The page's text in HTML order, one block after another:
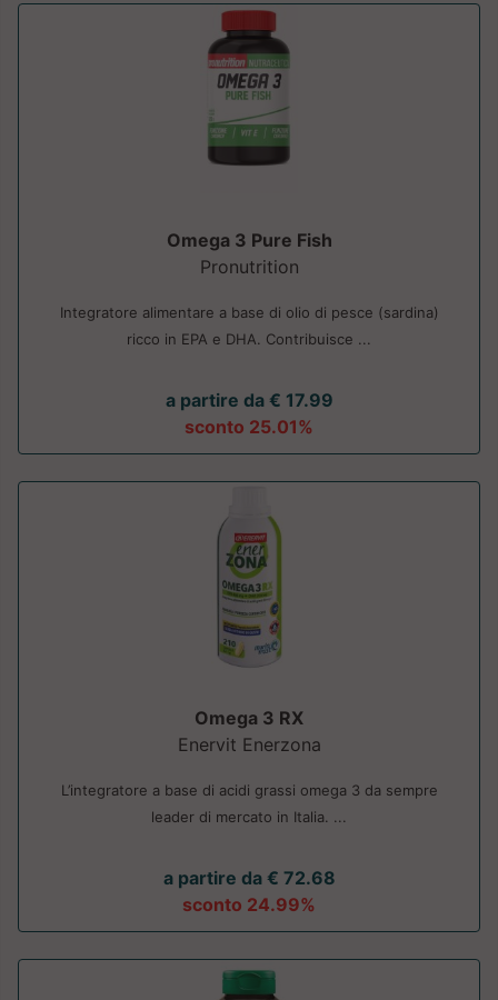
Omega 3 Pure Fish
Pronutrition
Integratore alimentare a base di olio di pesce (sardina)
ricco in EPA e DHA. Contribuisce ...
a partire da € 17.99
sconto 25.01%
Omega 3 RX
Enervit Enerzona
L’integratore a base di acidi grassi omega 3 da sempre
leader di mercato in Italia. ...
a partire da € 72.68
sconto 24.99%